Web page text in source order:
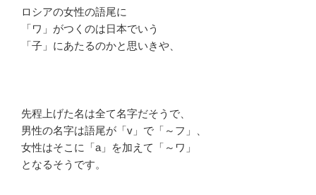
ロシアの女性の語尾に
「ワ」がつくのは日本でいう
「子」にあたるのかと思いきや、
先程上げた名は全て名字だそうで、
男性の名字は語尾が「v」で「～フ」、
女性はそこに「a」を加えて「～ワ」
となるそうです。